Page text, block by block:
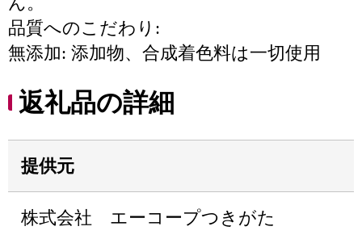
品質へのこだわり:
無添加: 添加物、合成着色料は一切使用
返礼品の詳細
提供元
株式会社 エーコープつきがた